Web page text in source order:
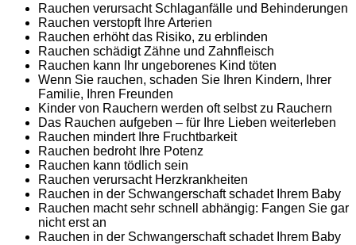
Rauchen verursacht Schlaganfälle und Behinderungen
Rauchen verstopft Ihre Arterien
Rauchen erhöht das Risiko, zu erblinden
Rauchen schädigt Zähne und Zahnfleisch
Rauchen kann Ihr ungeborenes Kind töten
Wenn Sie rauchen, schaden Sie Ihren Kindern, Ihrer
Familie, Ihren Freunden
Kinder von Rauchern werden oft selbst zu Rauchern
Das Rauchen aufgeben – für Ihre Lieben weiterleben
Rauchen mindert Ihre Fruchtbarkeit
Rauchen bedroht Ihre Potenz
Rauchen kann tödlich sein
Rauchen verursacht Herzkrankheiten
Rauchen in der Schwangerschaft schadet Ihrem Baby
Rauchen macht sehr schnell abhängig: Fangen Sie gar
nicht erst an
Rauchen in der Schwangerschaft schadet Ihrem Baby